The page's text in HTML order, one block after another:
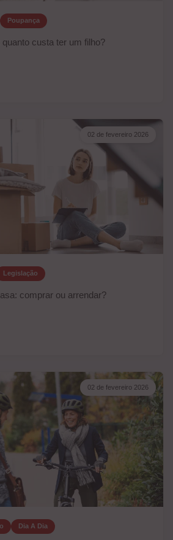
Poupança
custa ter um filho?
02 de fevereiro 2026
Legislação
comprar ou arrendar?
02 de fevereiro 2026
Dia A Dia